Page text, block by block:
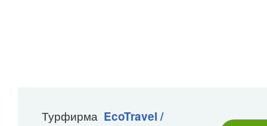
Турфирма EcoTravel /